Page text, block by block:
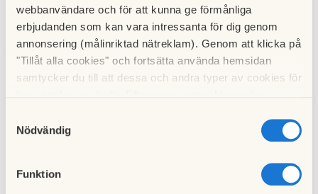
webbanvändare och för att kunna ge förmånliga
erbjudanden som kan vara intressanta för dig genom
annonsering (målinriktad nätreklam). Genom att klicka på
"Tillåt alla cookies" och fortsätta använda hemsidan
samtycker du till att dessa och andra typer av cookies för
cookies och välja att endast tillåta ett urval.
Nödvändig
Funktion
Har det skett en skada som hamnar under boendens ansvar
(enligt stadgar) kan boenden höra av sig direkt till
Gjensidige (för att nyttja den kollektiva försäkringen) och
anmäla skadan. Om det skett en skada som hamnat utanför
The association has a collective